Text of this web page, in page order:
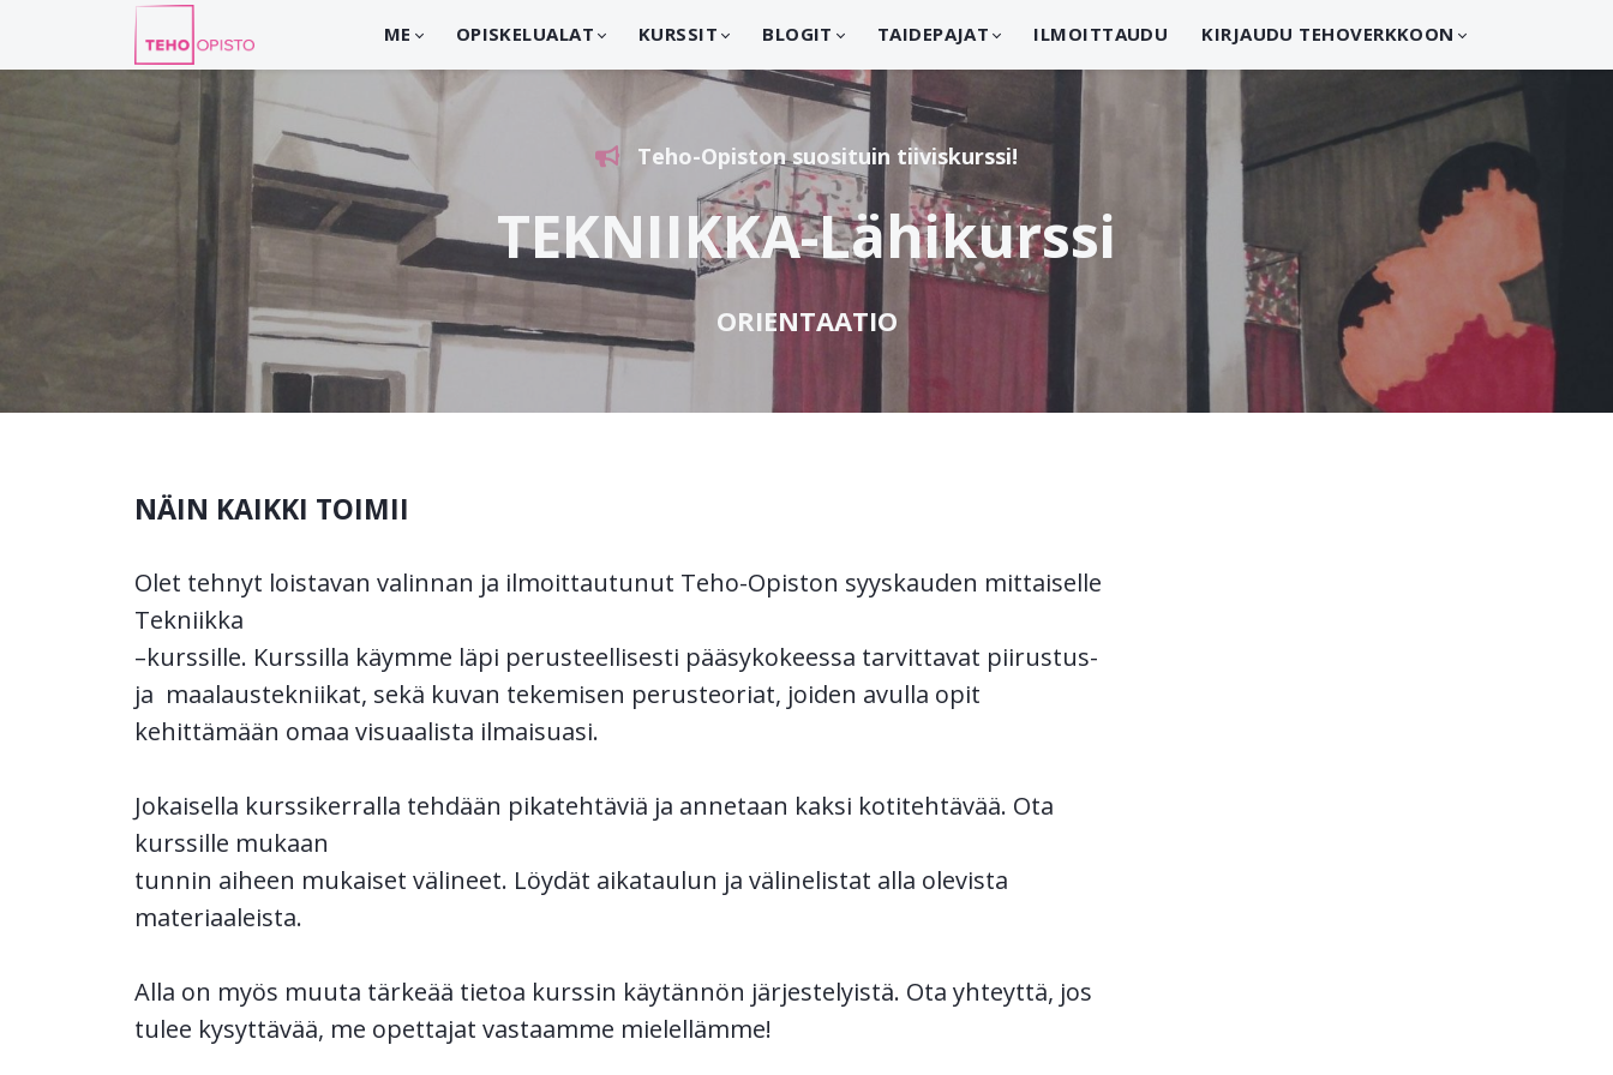
ME OPISKELUALAT KURSSIT BLOGIT TAIDEPAJAT ILMOITTAUDU KIRJAUDU TEHOVERKKOON
Teho-Opiston suosituin tiiviskurssi!
TEKNIIKKA-Lähikurssi
ORIENTAATIO
NÄIN KAIKKI TOIMII
Olet tehnyt loistavan valinnan ja ilmoittautunut Teho-Opiston syyskauden mittaiselle
Tekniikka
–kurssille. Kurssilla käymme läpi perusteellisesti pääsykokeessa tarvittavat piirustus-
ja maalaustekniikat, sekä kuvan tekemisen perusteoriat, joiden avulla opit
kehittämään omaa visuaalista ilmaisuasi.
Jokaisella kurssikerralla tehdään pikatehtäviä ja annetaan kaksi kotitehtävää. Ota
kurssille mukaan
tunnin aiheen mukaiset välineet. Löydät aikataulun ja välinelistat alla olevista
materiaaleista.
Alla on myös muuta tärkeää tietoa kurssin käytännön järjestelyistä. Ota yhteyttä, jos
tulee kysyttävää, me opettajat vastaamme mielellämme!